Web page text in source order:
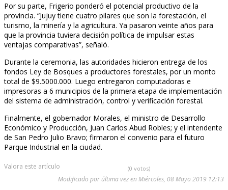
Por su parte, Frigerio ponderó el potencial productivo de la
provincia. “Jujuy tiene cuatro pilares que son la forestación, el
turismo, la minería y la agricultura. Ya pasaron veinte años para
que la provincia tuviera decisión política de impulsar estas
ventajas comparativas”, señaló.
Durante la ceremonia, las autoridades hicieron entrega de los
fondos Ley de Bosques a productores forestales, por un monto
total de $9.5000.000. Luego entregaron computadoras e
impresoras a 6 municipios de la primera etapa de implementación
del sistema de administración, control y verificación forestal.
Finalmente, el gobernador Morales, el ministro de Desarrollo
Económico y Producción, Juan Carlos Abud Robles; y el intendente
de San Pedro Julio Bravo; firmaron el convenio para el futuro
Parque Industrial en la ciudad.
Valora este artículo (0 votos)
Modificado por última vez en Miércoles, 08 Mayo 2019 12:13